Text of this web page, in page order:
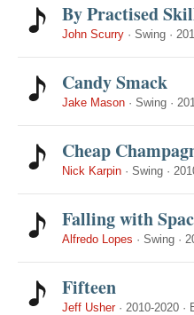
By Practised
John Scurry · Swing ·
Candy Smack
Jake Mason · Swing ·
Cheap
Nick Karpin · Swing ·
Falling with
Alfredo Lopes · Swing ·
Fifteen
Jeff Usher· 2010-2020 ·